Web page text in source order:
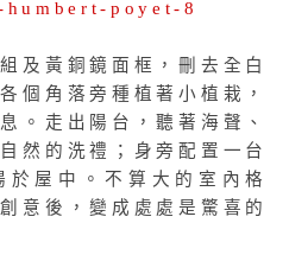
及黃銅鏡面框，刪去全白
個角落旁種植著小植栽，
。走出陽台，聽著海聲、
然的洗禮；身旁配置一台
屋中。不算大的室內格
意後，變成處處是驚喜的